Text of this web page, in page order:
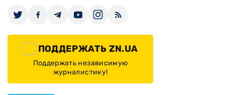
ПОДДЕРЖАТЬ ZN.UA
Поддержать независимую
журналистику!